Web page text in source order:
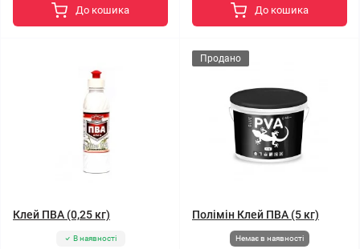
До кошика До кошика
Клей ПВА (0,25 кг)
В наявності
Продано
Полімін Клей ПВА (5 кг)
Немає в наявності